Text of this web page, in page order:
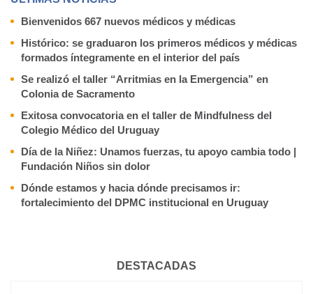
Bienvenidos 667 nuevos médicos y médicas
Histórico: se graduaron los primeros médicos y médicas
formados íntegramente en el interior del país
Se realizó el taller “Arritmias en la Emergencia” en
Colonia de Sacramento
Exitosa convocatoria en el taller de Mindfulness del
Colegio Médico del Uruguay
Día de la Niñez: Unamos fuerzas, tu apoyo cambia todo |
Fundación Niños sin dolor
Dónde estamos y hacia dónde precisamos ir:
fortalecimiento del DPMC institucional en Uruguay
DESTACADAS